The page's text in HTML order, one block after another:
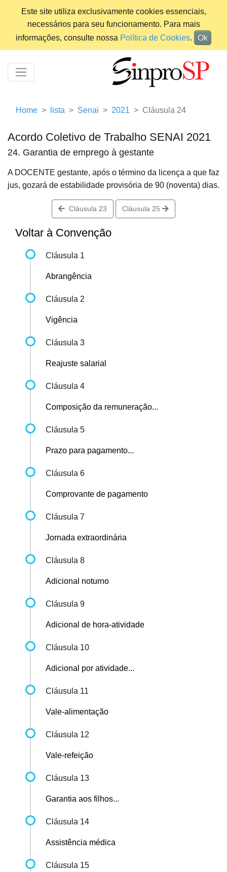
Este site utiliza exclusivamente cookies essenciais,
necessários para seu funcionamento. Para mais
informações, consulte nossa Política de Cookies. Ok
Home lista Senai 2021 Cláusula 24
Acordo Coletivo de Trabalho SENAI 2021
24. Garantia de emprego à gestante
A DOCENTE gestante, após o término da licença a que faz
jus, gozará de estabilidade provisória de 90 (noventa) dias.
Cláusula 23 Cláusula 25
Voltar à Convenção
Cláusula 1
Abrangência
Cláusula 2
Vigência
Cláusula 3
Reajuste salarial
Cláusula 4
Composição da remuneração...
Cláusula 5
Prazo para pagamento...
Cláusula 6
Comprovante de pagamento
Cláusula 7
Jornada extraordinária
Cláusula 8
Adicional noturno
Cláusula 9
Adicional de hora-atividade
Cláusula 10
Adicional por atividade...
Cláusula 11
Vale-alimentação
Cláusula 12
Vale-refeição
Cláusula 13
Garantia aos filhos...
Cláusula 14
Assistência médica
Cláusula 15